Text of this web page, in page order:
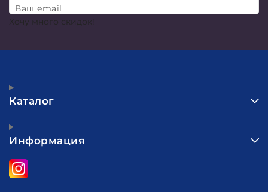
Ваш email
Хочу много скидок!
Каталог
Информация